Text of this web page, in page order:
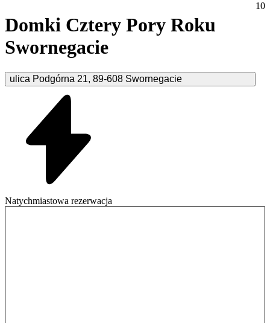
Domki Cztery Pory Roku
Swornegacie
ulica Podgórna 21, 89-608 Swornegacie
10
Natychmiastowa rezerwacja